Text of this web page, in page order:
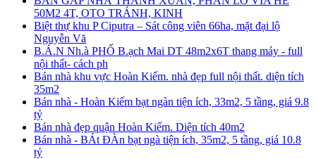
50M2 4T, OTO TRÁNH, KINH
Biệt thự khu P Ciputra – Sát công viên 66ha, mặt đại lộ
Nguyễn Vă
B.Á.N Nh.à PHỐ B.ạch Mai DT 48m2x6T thang máy - full
nội thất- cách ph
Bán nhà khu vực Hoàn Kiếm. nhà đẹp full nội thất. diện tích
35m2
Bán nhà - Hoàn Kiếm bạt ngàn tiện ích, 33m2, 5 tầng, giá 9.8
tỷ
Bán nhà đẹp quận Hoàn Kiếm. Diện tích 40m2
Bán nhà - BÁt ĐÀn bạt ngà tiện ích, 35m2, 5 tầng, giá 10.8
tỷ